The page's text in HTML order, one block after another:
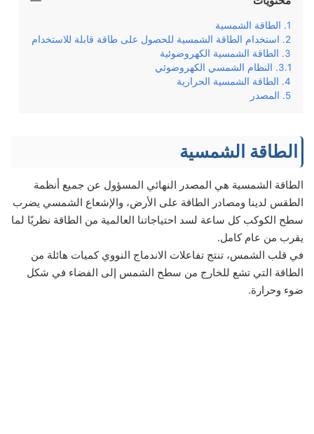
الطاقة الشمسية
استخدام الطاقة الشمسية للحصول على طاقة قابلة للاستخدام
الطاقة الشمسية الكهروضوئية
النظام الشمسي الكهروضوئي
الطاقة الشمسية الحرارية
المصدر
الطاقة الشمسية
الطاقة الشمسية هي المصدر النهائي المسؤول عن جميع أنظمة
الطقس لدينا ومصادر الطاقة على الأرض، والإشعاع الشمسي يضرب
سطح الكوكب كل ساعة لسد احتياجاتنا العالمية من الطاقة نظريًا لما
يقرب من عام كامل.
في قلب الشمس، تنتج تفاعلات الاندماج النووي كميات هائلة من
الطاقة التي تشع للخارج من سطح الشمس إلى الفضاء في شكل
ضوء وحرارة.